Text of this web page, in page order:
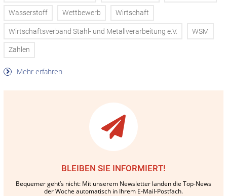
Wasserstoff Wettbewerb Wirtschaft
Wirtschaftsverband Stahl- und Metallverarbeitung e.V. WSM
Zahlen
Mehr erfahren
BLEIBEN SIE INFORMIERT!
Bequemer geht’s nicht: Mit unserem Newsletter landen die Top-News
der Woche automatisch in Ihrem E-Mail-Postfach.